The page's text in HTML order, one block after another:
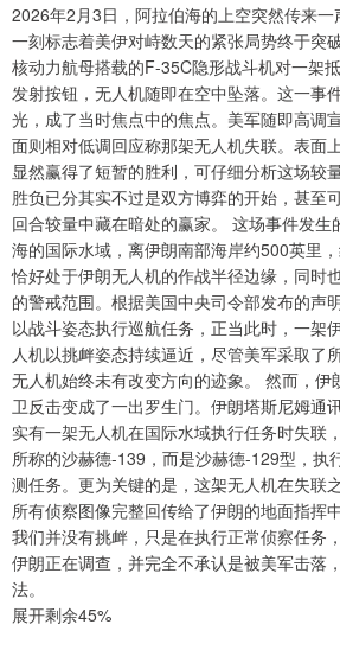
2026年2月3日，阿拉伯海的上空突然传来
一刻标志着美伊对峙数天的紧张局势终于
核动力航母搭载的F-35C隐形战斗机对一架
发射按钮，无人机随即在空中坠落。这一事
光，成了当时焦点中的焦点。美军随即高调
面则相对低调回应称那架无人机失联。表面
显然赢得了短暂的胜利，可仔细分析这场较
胜负已分其实不过是双方博弈的开始，甚至
回合较量中藏在暗处的赢家。 这场事件发生
海的国际水域，离伊朗南部海岸约500英里
恰好处于伊朗无人机的作战半径边缘，同时
的警戒范围。根据美国中央司令部发布的声
以战斗姿态执行巡航任务，正当此时，一架
人机以挑衅姿态持续逼近，尽管美军采取了
无人机始终未有改变方向的迹象。 然而，伊
卫反击变成了一出罗生门。伊朗塔斯尼姆通
实有一架无人机在国际水域执行任务时失联
所称的沙赫德-139，而是沙赫德-129型，执
测任务。更为关键的是，这架无人机在失联
所有侦察图像完整回传给了伊朗的地面指挥
我们并没有挑衅，只是在执行正常侦察任务
伊朗正在调查，并完全不承认是被美军击落
法。
展开剩余45%